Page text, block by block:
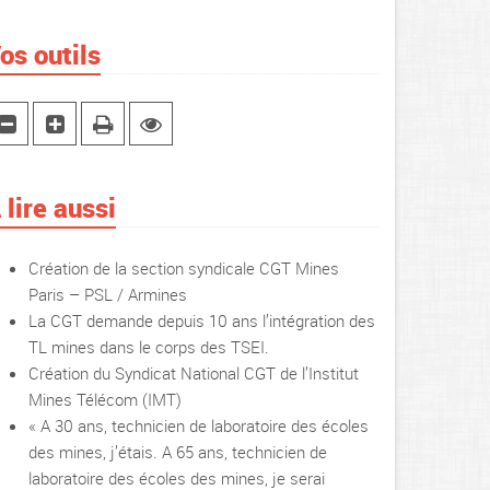
outils
lire aussi
Création de la section syndicale CGT Mines
Paris – PSL / Armines
La CGT demande depuis 10 ans l’intégration des
TL mines dans le corps des TSEI.
Création du Syndicat National CGT de l’Institut
Mines Télécom (IMT)
« A 30 ans, technicien de laboratoire des écoles
des mines, j’étais. A 65 ans, technicien de
laboratoire des écoles des mines, je serai